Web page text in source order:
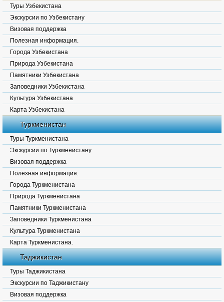
Туры Узбекистана
Экскурсии по Узбекистану
Визовая поддержка
Полезная информация.
Города Узбекистана
Природа Узбекистана
Памятники Узбекистана
Заповедники Узбекистана
Культура Узбекистана
Карта Узбекистана
Туркменистан
Туры Туркменистана
Экскурсии по Туркменистану
Визовая поддержка
Полезная информация.
Города Туркменистана
Природа Туркменистана
Памятники Туркменистана
Заповедники Туркменистана
Культура Туркменистана
Карта Туркменистана.
Таджикистан
Туры Таджикистана
Экскурсии по Таджикистану
Визовая поддержка